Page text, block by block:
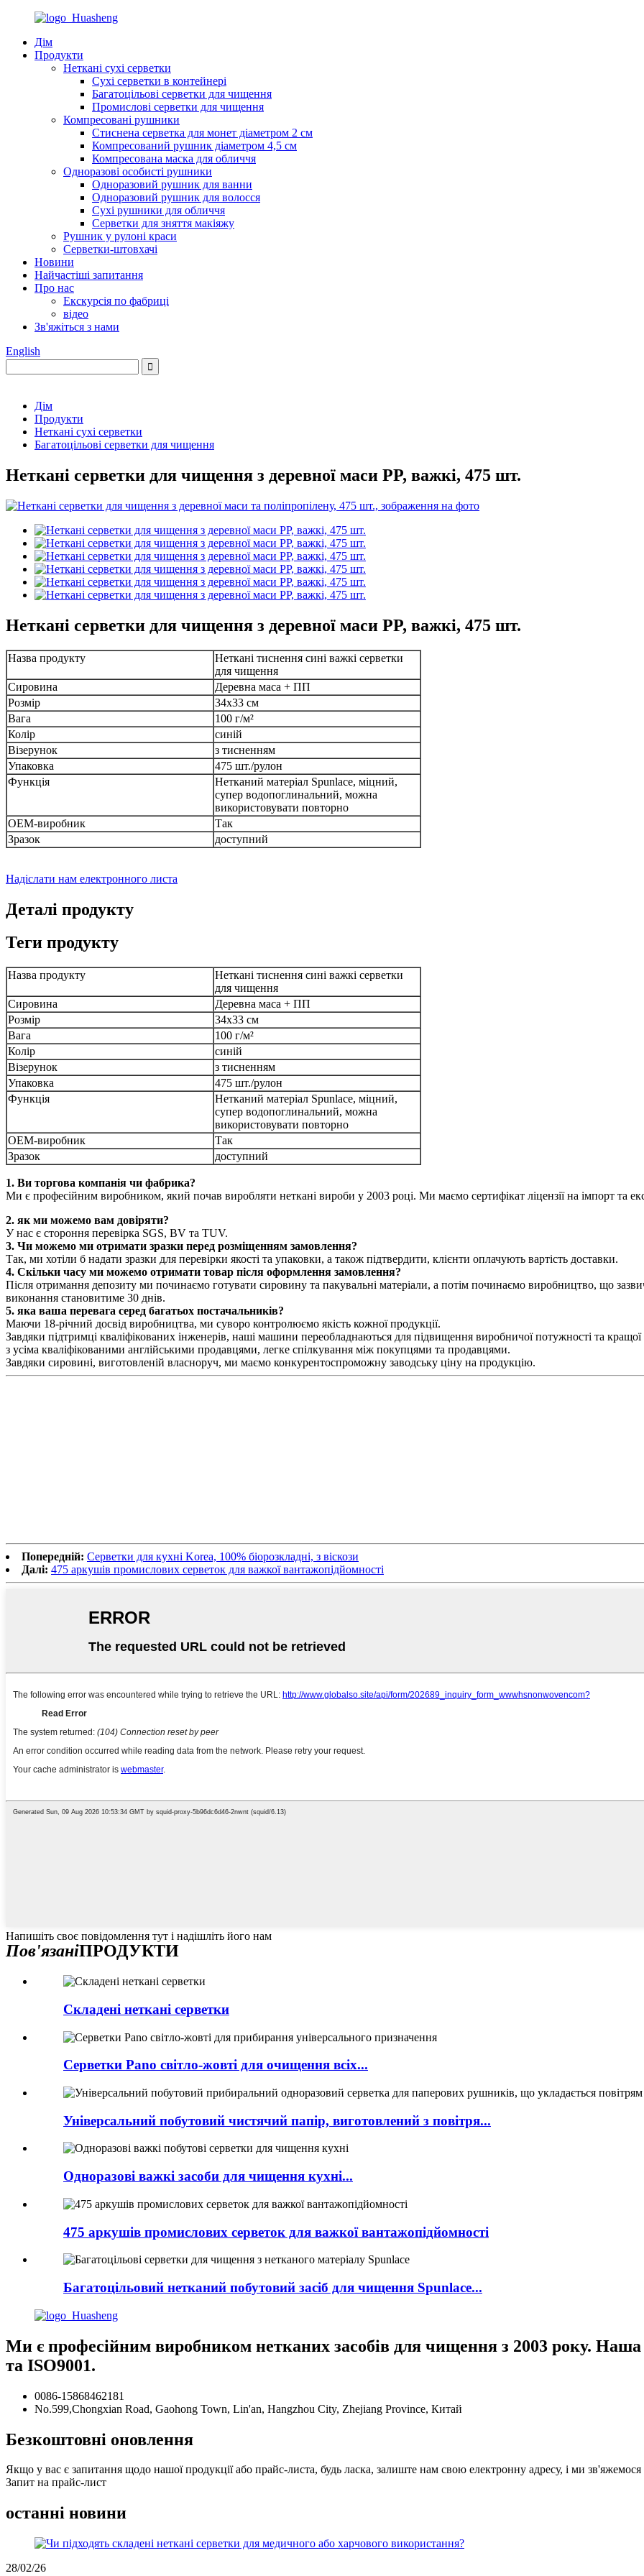
Дім
Продукти
Неткані сухі серветки
Сухі серветки в контейнері
Багатоцільові серветки для чищення
Промислові серветки для чищення
Компресовані рушники
Стиснена серветка для монет діаметром 2 см
Компресований рушник діаметром 4,5 см
Компресована маска для обличчя
Одноразові особисті рушники
Одноразовий рушник для ванни
Одноразовий рушник для волосся
Сухі рушники для обличчя
Серветки для зняття макіяжу
Рушник у рулоні краси
Серветки-штовхачі
Новини
Найчастіші запитання
Про нас
Екскурсія по фабриці
відео
Зв'яжіться з нами
English
Дім
Продукти
Неткані сухі серветки
Багатоцільові серветки для чищення
Неткані серветки для чищення з деревної маси PP, важкі, 475 шт.
Неткані серветки для чищення з деревної маси PP, важкі, 475 шт.
Назва продукту
Неткані тиснення сині важкі серветки
для чищення
Сировина
Деревна маса + ПП
Розмір
34x33 см
Вага
100 г/м²
Колір
синій
Візерунок
з тисненням
Упаковка
475 шт./рулон
Функція
Нетканий матеріал Spunlace, міцний,
супер водопоглинальний, можна
використовувати повторно
OEM-виробник
Так
Зразок
доступний
Надіслати нам електронного листа
Деталі продукту
Теги продукту
Назва продукту
Неткані тиснення сині важкі серветки
для чищення
Сировина
Деревна маса + ПП
Розмір
34x33 см
Вага
100 г/м²
Колір
синій
Візерунок
з тисненням
Упаковка
475 шт./рулон
Функція
Нетканий матеріал Spunlace, міцний,
супер водопоглинальний, можна
використовувати повторно
OEM-виробник
Так
Зразок
доступний
1. Ви торгова компанія чи фабрика?
Ми є професійним виробником, який почав виробляти неткані вироби у 2003 році. Ми маємо сертифікат ліцензії на імпорт та
2. як ми можемо вам довіряти?
У нас є стороння перевірка SGS, BV та TUV.
3. Чи можемо ми отримати зразки перед розміщенням замовлення?
Так, ми хотіли б надати зразки для перевірки якості та упаковки, а також підтвердити, клієнти оплачують вартість доставки.
4. Скільки часу ми можемо отримати товар після оформлення замовлення?
Після отримання депозиту ми починаємо готувати сировину та пакувальні матеріали, а потім починаємо виробництво, що
виконання становитиме 30 днів.
5. яка ваша перевага серед багатьох постачальників?
Маючи 18-річний досвід виробництва, ми суворо контролюємо якість кожної продукції.
Завдяки підтримці кваліфікованих інженерів, наші машини переобладнаються для підвищення виробничої потужності та кращої
з усіма кваліфікованими англійськими продавцями, легке спілкування між покупцями та продавцями.
Завдяки сировині, виготовленій власноруч, ми маємо конкурентоспроможну заводську ціну на продукцію.
Попередній: Серветки для кухні Korea, 100% біорозкладні, з віскози
Далі: 475 аркушів промислових серветок для важкої вантажопідйомності
Напишіть своє повідомлення тут і надішліть його нам
Пов'язаніПРОДУКТИ
Складені неткані серветки
Серветки Pano світло-жовті для очищення всіх...
Універсальний побутовий чистячий папір, виготовлений з повітря...
Одноразові важкі засоби для чищення кухні...
475 аркушів промислових серветок для важкої вантажопідйомності
Багатоцільовий нетканий побутовий засіб для чищення Spunlace...
Ми є професійним виробником нетканих засобів для чищення з 2003 року.
та ISO9001.
0086-15868462181
No.599,Chongxian Road, Gaohong Town, Lin'an, Hangzhou City, Zhejiang Province, Китай
Безкоштовні оновлення
Якщо у вас є запитання щодо нашої продукції або прайс-листа, будь ласка, залиште нам свою електронну адресу, і ми
Запит на прайс-лист
останні новини
28/02/26